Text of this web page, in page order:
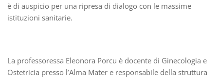
è di auspicio per una ripresa di dialogo con le massime
istituzioni sanitarie.
La professoressa Eleonora Porcu è docente di Ginecologia e
Ostetricia presso l’Alma Mater e responsabile della struttura